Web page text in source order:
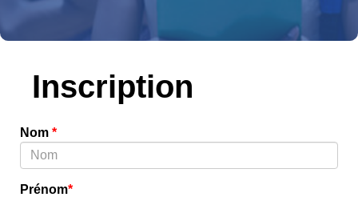
Inscription
Nom *
Prénom*